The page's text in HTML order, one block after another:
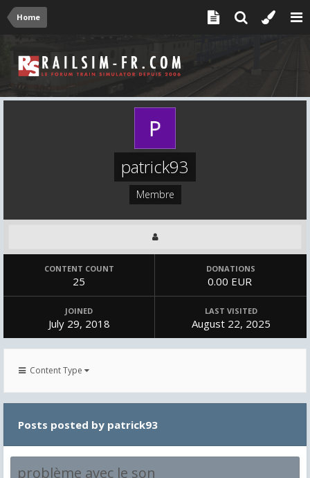
Home
patrick93
Membre
CONTENT COUNT
25
DONATIONS
0.00 EUR
JOINED
July 29, 2018
LAST VISITED
August 22, 2025
Content Type
Posts posted by patrick93
problème avec le son